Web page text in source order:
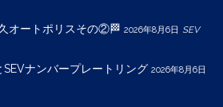
オートポリスその②🏁 2026年8月6日 SEV
ナンバープレートリング 2026年8月6日